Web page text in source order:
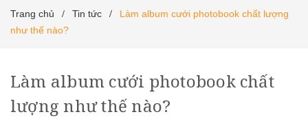
Trang chủ / Tin tức /
Làm album cưới photobook chất lượng
như thế nào?
Làm album cưới photobook chất
lượng như thế nào?